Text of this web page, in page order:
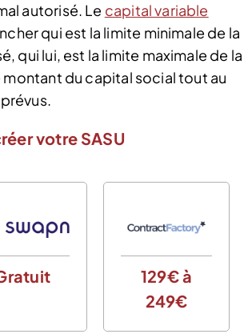
autorisé. Le capital variable
qui est la limite minimale de la
qui lui, est la limite maximale de la
du capital social tout au
votre SASU
129€ à
249€